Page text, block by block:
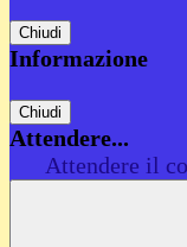
Chiudi
Informazione
Chiudi
Attendere...
Attendere il